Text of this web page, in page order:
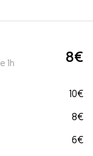
1h 8€
10€
8€
6€